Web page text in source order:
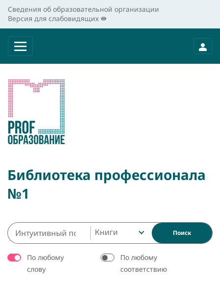
Сведения об образовательной организации
Версия для слабовидящих
Библиотека профессионала
№1
Книги Поиск
По любому
слову
По любому
соответствию